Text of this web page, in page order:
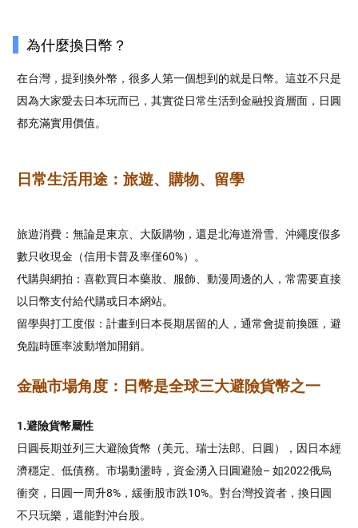
為什麼換日幣？
在台灣，提到換外幣，很多人第一個想到的就是日幣。這並不只是
因為大家愛去日本玩而已，其實從日常生活到金融投資層面， 日圓
都充滿實用價值。
日常生活用途：旅遊、購物、留學
旅遊消費：無論是東京、大阪購物，還是北海道滑雪、沖繩度假多
數只收現金（信用卡普及率僅60%）。
代購與網拍：喜歡買日本藥妝、服飾、動漫周邊的人，常需要直接
以日幣支付給代購或日本網站。
留學與打工度假：計畫到日本長期居留的人，通常會提前換匯，避
免臨時匯率波動增加開銷。
金融市場角度：日幣是全球三大避險貨幣之一
1.避險貨幣屬性
日圓長期並列三大避險貨幣（美元、瑞士法郎、日圓），因日本經
濟穩定、低債務。市場動盪時，資金湧入日圓避險– 如2022俄烏
衝突，日圓一周升8%，緩衝股市跌10%。對台灣投資者，換日圓
不只玩樂，還能對沖台股。